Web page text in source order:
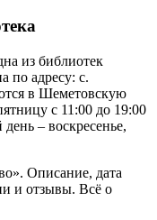
из библиотек
по адресу: с.
в Шеметовскую
с 11:00 до 19:00
– воскресенье,
Описание, дата
и отзывы. Всё о